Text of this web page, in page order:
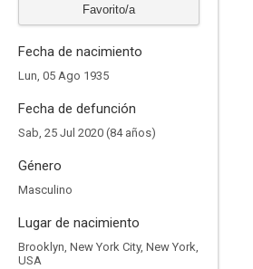
Favorito/a
Fecha de nacimiento
Lun, 05 Ago 1935
Fecha de defunción
Sab, 25 Jul 2020 (84 años)
Género
Masculino
Lugar de nacimiento
Brooklyn, New York City, New York,
USA